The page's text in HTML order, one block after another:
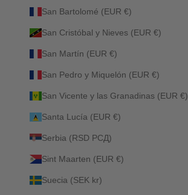
San Bartolomé (EUR €)
San Cristóbal y Nieves (EUR €)
San Martín (EUR €)
San Pedro y Miquelón (EUR €)
San Vicente y las Granadinas (EUR €)
Santa Lucía (EUR €)
Serbia (RSD РСД)
Sint Maarten (EUR €)
Suecia (SEK kr)